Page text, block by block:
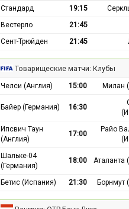
Стандард 19:15
Вестерло
21:45
Сент-Трюйден
21:45
Товарищеские матчи: Клубы
Челси (Англия) 15:00 Милан
Байер (Германия) 16:30
Ипсвич Таун
(Англия)
17:00
Райо
Шальке-04
(Германия)
18:00 Аталанта
Бетис (Испания) 21:30 Борнмут